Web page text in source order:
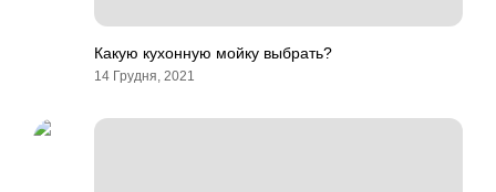
Какую кухонную мойку выбрать?
14 Грудня, 2021